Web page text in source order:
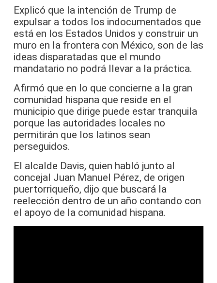
Explicó que la intención de Trump de
expulsar a todos los indocumentados que
está en los Estados Unidos y construir un
muro en la frontera con México, son de las
ideas disparatadas que el mundo
mandatario no podrá llevar a la práctica.
Afirmó que en lo que concierne a la gran
comunidad hispana que reside en el
municipio que dirige puede estar tranquila
porque las autoridades locales no
permitirán que los latinos sean
perseguidos.
El alcalde Davis, quien habló junto al
concejal Juan Manuel Pérez, de origen
puertorriqueño, dijo que buscará la
reelección dentro de un año contando con
el apoyo de la comunidad hispana.